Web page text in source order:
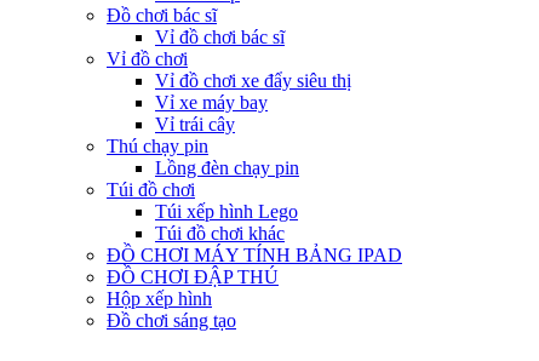
Đồ chơi bác sĩ
Vỉ đồ chơi bác sĩ
Vỉ đồ chơi
Vỉ đồ chơi xe đẩy siêu thị
Vỉ xe máy bay
Vỉ trái cây
Thú chạy pin
Lồng đèn chạy pin
Túi đồ chơi
Túi xếp hình Lego
Túi đồ chơi khác
ĐỒ CHƠI MÁY TÍNH BẢNG IPAD
ĐỒ CHƠI ĐẬP THÚ
Hộp xếp hình
Đồ chơi sáng tạo